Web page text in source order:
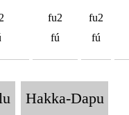
fu2
fú
fu2
fú
Hakka-Dapu